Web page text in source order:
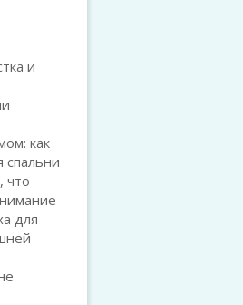
и
как
что
для